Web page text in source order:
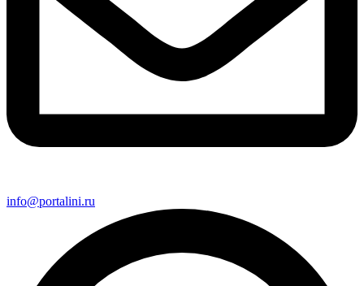
info@portalini.ru